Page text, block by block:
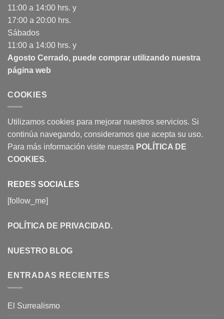
11:00 a 14:00 hrs. y
17:00 a 20:00 hrs.
Sábados
11:00 a 14:00 hrs. y
Agosto Cerrado, puede comprar utilizando nuestra
página web
COOKIES
Utilizamos cookies para mejorar nuestros servicios. Si
continúa navegando, consideramos que acepta su uso.
Para más información visite nuestra POLÍTICA DE
COOKIES.
REDES SOCIALES
[follow_me]
POLÍTICA DE PRIVACIDAD.
NUESTRO BLOG
ENTRADAS RECIENTES
El Surrealismo